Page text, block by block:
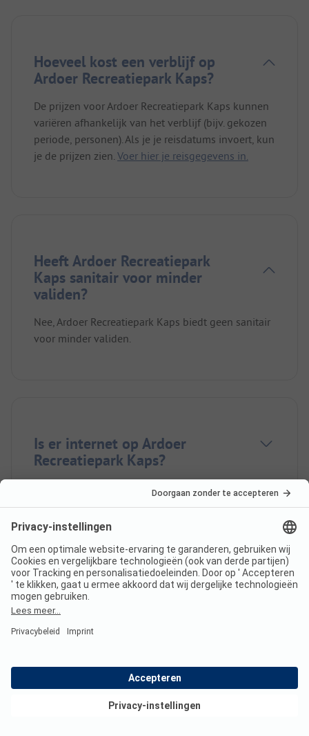
Hoeveel kost een verblijf op
Ardoer Recreatiepark Kaps?
De prijzen voor Ardoer Recreatiepark Kaps kunnen
variëren afhankelijk van het verblijf (bijv. gekozen
periode, personen). Als je je reisdatums invoert, kun
je de prijzen zien. Voer hier je reisgegevens in.
Heeft Ardoer Recreatiepark
Kaps sanitair voor minder
validen?
Nee, Ardoer Recreatiepark Kaps biedt geen sanitair
voor minder validen.
Is er internet op Ardoer
Recreatiepark Kaps?
Heeft Ardoer Recreatiepark
Kaps een certificaat?
In welke talen kun je inchecken
bij Ardoer Recreatiepark Kaps?
Bekijk deals